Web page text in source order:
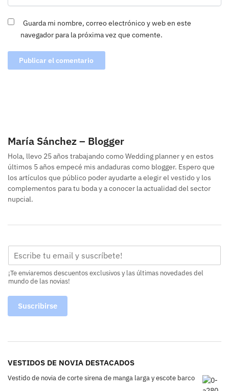
Guarda mi nombre, correo electrónico y web en este
navegador para la próxima vez que comente.
María Sánchez – Blogger
Hola, llevo 25 años trabajando como Wedding planner y en estos
últimos 5 años empecé mis andaduras como blogger. Espero que
los artículos que público poder ayudarte a elegir el vestido y los
complementos para tu boda y a conocer la actualidad del sector
nupcial.
¡Te enviaremos descuentos exclusivos y las últimas novedades del
mundo de las novias!
Suscribirse
VESTIDOS DE NOVIA DESTACADOS
Vestido de novia de corte sirena de manga larga y escote barco